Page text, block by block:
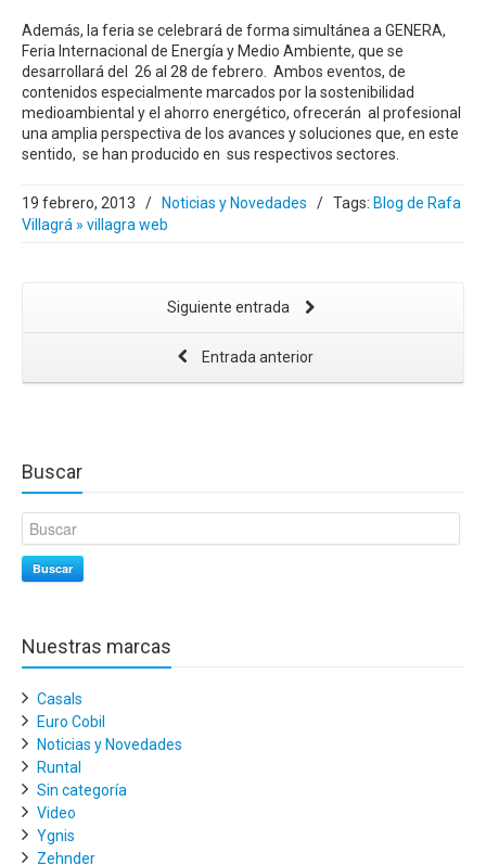
Además, la feria se celebrará de forma simultánea a GENERA,
Feria Internacional de Energía y Medio Ambiente, que se
desarrollará del 26 al 28 de febrero. Ambos eventos, de
contenidos especialmente marcados por la sostenibilidad
medioambiental y el ahorro energético, ofrecerán al profesional
una amplia perspectiva de los avances y soluciones que, en este
sentido, se han producido en sus respectivos sectores.
19 febrero, 2013 / Noticias y Novedades / Tags: Blog de Rafa
Villagrá » villagra web
Siguiente entrada
Entrada anterior
Buscar
Buscar
Nuestras marcas
Casals
Euro Cobil
Noticias y Novedades
Runtal
Sin categoría
Video
Ygnis
Zehnder